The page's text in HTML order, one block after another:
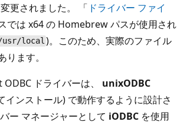
更されました。 「 ドライバー ファイ
では x64 の Homebrew パスが使用され
usr/local )。このため、実際のファイル
ます。
ドライバーは、 unixODBC
ンストール) で動作するように設計さ
ー マネージャーとして iODBC を使用